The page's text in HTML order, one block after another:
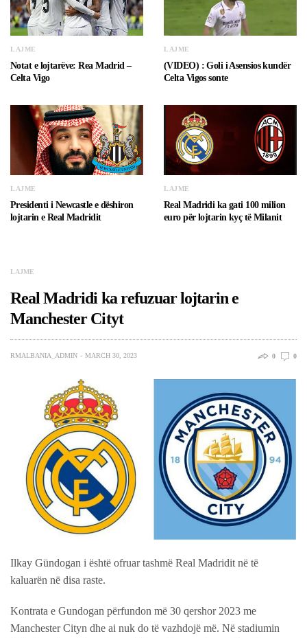
LAJME
Notat e lojtarëve: Rea Madrid –
Celta Vigo
LAJME
(VIDEO) : Goli i Asensios kundër
Celta Vigos sonte
LAJME
Presidenti i Newcastle e dëshiron
lojtarin e Real Madridit
LAJME
Real Madridi ka gati 100 milion
euro për lojtarin kyç të Milanit
LAJME
Real Madridi ka refuzuar lojtarin e
Manchester Cityt
RMALBANIA_ADMIN MARCH 30, 2023 0 0
Ilkay Gündogan i është ofruar tashmë Real Madridit në të
kaluarën në disa raste.
Kontrata e Gundogan përfundon më 30 qershor 2023 me
Manchester Cityn dhe ai nuk do të vazhdojë më. Në stadiumin